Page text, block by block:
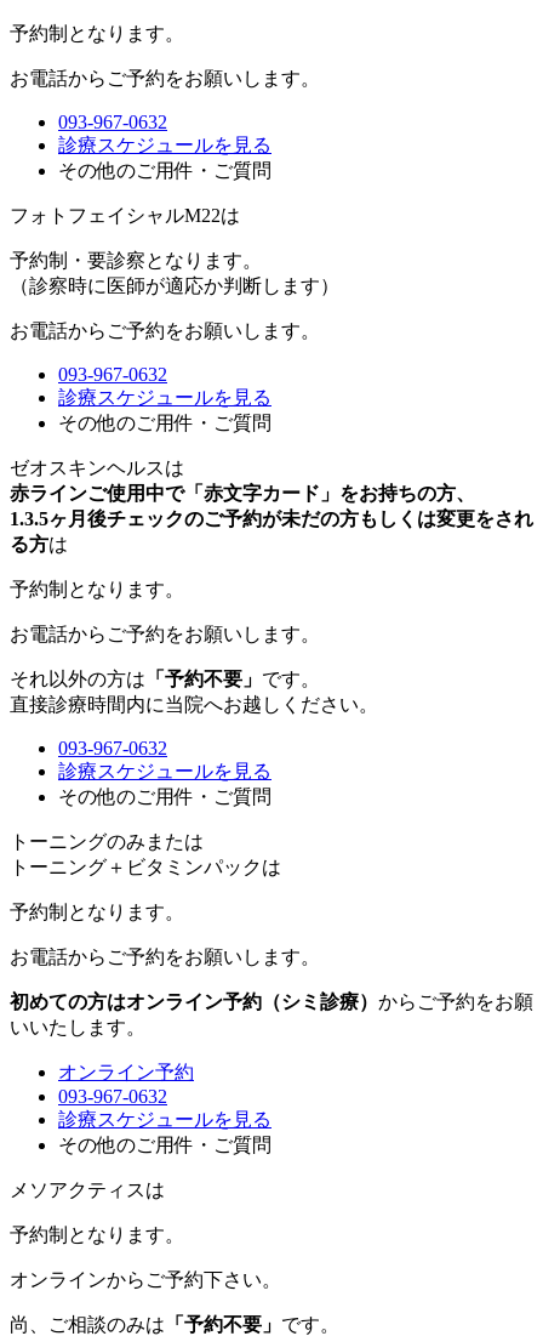
予約制 となります。
お電話からご予約をお願いします。
093-967-0632
診療スケジュールを見る
その他のご用件・ご質問
フォトフェイシャルM22は
予約制・要診察となります。
（診察時に医師が適応か判断します）
お電話からご予約をお願いします。
093-967-0632
診療スケジュールを見る
その他のご用件・ご質問
ゼオスキンヘルスは
赤ラインご使用中で「赤文字カード」をお持ちの方、
1.3.5ヶ月後チェックのご予約が未だの方もしくは変更をされ
る方は
予約制 となります。
お電話からご予約をお願いします。
それ以外の方は 「予約不要」 です。
直接診療時間内に当院へお越しください。
093-967-0632
診療スケジュールを見る
その他のご用件・ご質問
トーニングのみまたは
トーニング＋ビタミンパックは
予約制 となります。
お電話からご予約をお願いします。
初めての方はオンライン予約（シミ診療） からご予約をお願
いいたします。
オンライン予約
093-967-0632
診療スケジュールを見る
その他のご用件・ご質問
メソアクティスは
予約制 となります。
オンラインからご予約下さい。
尚、ご相談のみは 「予約不要」 です。